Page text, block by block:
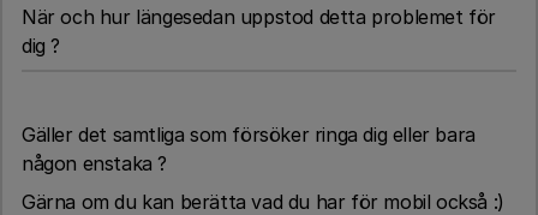
När och hur längesedan uppstod detta problemet för
dig ?
Gäller det samtliga som försöker ringa dig eller bara
någon enstaka ?
Gärna om du kan berätta vad du har för mobil också :)